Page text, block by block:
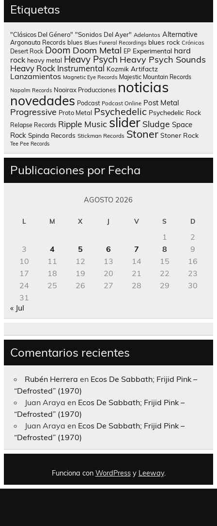
Etiquetas
"Clásicos Del Género" "Sonidos Del Ayer" Adelantos Alternative
Argonauta Records blues Blues Funeral Recordings blues rock Crónicas
Desert Rock Doom Doom Metal EP Experimental hard
rock heavy metal Heavy Psych Heavy Psych Sounds
Heavy Rock Instrumental Kozmik Artifactz
Lanzamientos Magnetic Eye Records Majestic Mountain Records
Napalm Records Nooirax Producciones noticias
novedades Podcast Podcast Online Post Metal
Progressive Proto Metal Psychedelic Psychedelic Rock
Relapse Records Ripple Music slider Sludge Space
Rock Spinda Records Stickman Records Stoner Stoner Rock
Tee Pee Records
Publicaciones por Fecha
AGOSTO 2026
L M X J V S D
1
2
3
4 5 6 7 8
9
10
11 12 13 14 15
16
17
18 19 20 21 22
23
24
25 26 27 28 29
30
31
« Jul
Comentarios recientes
Rubén Herrera en Ecos De Sabbath; Frijid Pink –
“Defrosted” (1970)
Juan Araya en Ecos De Sabbath; Frijid Pink –
“Defrosted” (1970)
Juan Araya en Ecos De Sabbath; Frijid Pink –
“Defrosted” (1970)
Funciona con WordPressy Leeway.